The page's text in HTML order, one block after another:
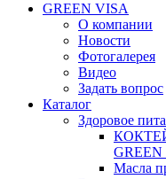
GREEN VISA
О компании
Новости
Фотогалерея
Видео
Задать вопрос
Каталог
Здоровое
Масла